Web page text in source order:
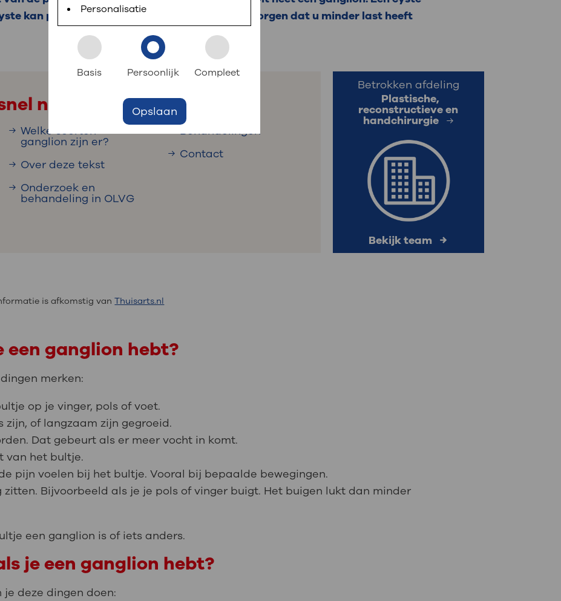
aan OLVG
in OLVG
bij OLVG
digitaal kunt regelen. Met MijnOLVG kunnen
kan pijn doen. Een behandeling kan ervoor zorgen dat u minder last heeft
naar
Welke soorten
ganglion zijn er?
Over deze tekst
Onderzoek en
behandeling in OLVG
Behandelingen
Contact
Betrokken afdeling
Plastische,
reconstructieve en
handchirurgie
Bekijk team
is afkomstig vanThuisarts.nl
een ganglion hebt?
merken:
op je vinger, pols of voet.
zijn, of langzaam zijn gegroeid.
Dat gebeurt als er meer vocht in komt.
van het bultje.
pijn voelen bij het bultje. Vooral bij bepaalde bewegingen.
Bijvoorbeeld als je je pols of vinger buigt. Het buigen lukt dan minder
een ganglion is of iets anders.
je een ganglion hebt?
deze dingen doen:
Personalisatie
Basis Persoonlijk Compleet
Opslaan